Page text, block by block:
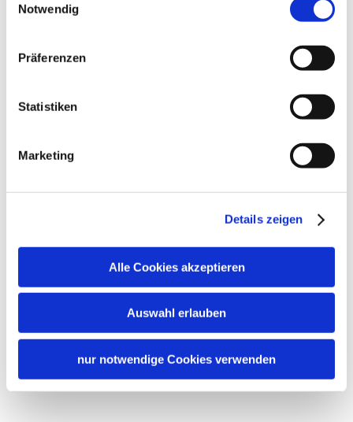
gelistet.
Notwendig
Präferenzen
Statistiken
Marketing
Details zeigen
Alle Cookies akzeptieren
Auswahl erlauben
nur notwendige Cookies verwenden